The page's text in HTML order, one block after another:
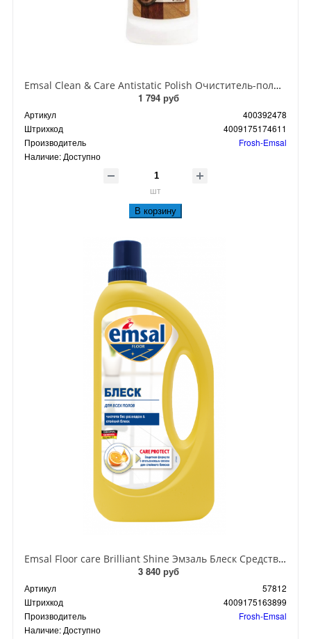
Emsal Clean & Care Antistatic Polish Очиститель-полироль для дерева с антистатической формулой 250 мл
1 794 руб
Артикул
400392478
Штрихкод
4009175174611
Производитель
Frosh-Emsal
Наличие: Доступно
шт
В корзину
Emsal Floor care Brilliant Shine Эмзаль Блеск Средство для мойки и придания идеального блеска с ухаживающим составом и апельсиновым воском для всех полов 1 л
3 840 руб
Артикул
57812
Штрихкод
4009175163899
Производитель
Frosh-Emsal
Наличие: Доступно